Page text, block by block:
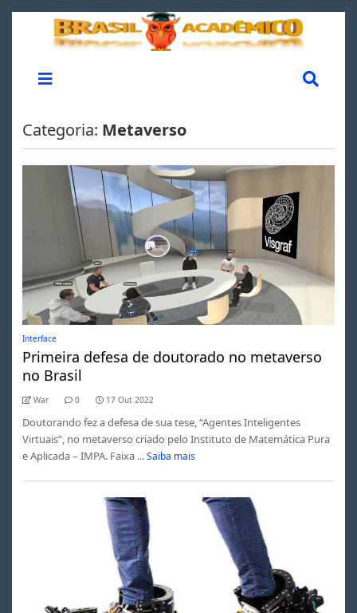
Categoria: Metaverso
Interface
Primeira defesa de doutorado no metaverso
no Brasil
War 0 17 Out 2022
Doutorando fez a defesa de sua tese, “Agentes Inteligentes
Virtuais”, no metaverso criado pelo Instituto de Matemática Pura
e Aplicada – IMPA. Faixa ... Saiba mais